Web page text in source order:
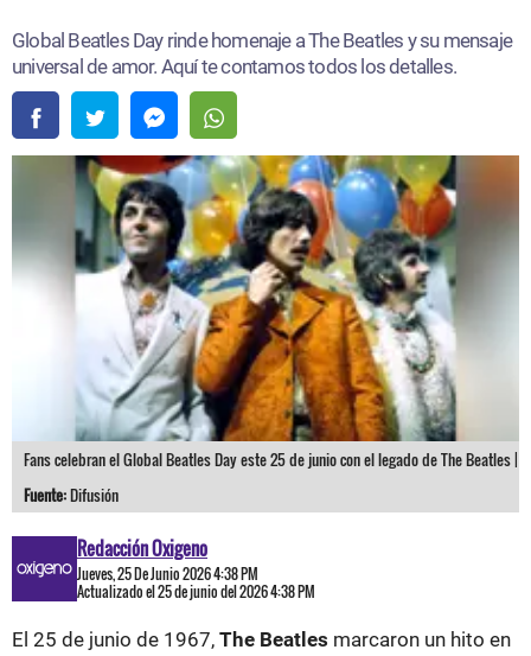
Global Beatles Day rinde homenaje a The Beatles y su mensaje
universal de amor. Aquí te contamos todos los detalles.
Fans celebran el Global Beatles Day este 25 de junio con el legado de The Beatles |
Fuente:Difusión
Redacción Oxigeno
Jueves, 25 De Junio 2026 4:38 PM
Actualizado el 25 de junio del 2026 4:38 PM
El 25 de junio de 1967, The Beatles marcaron un hito en